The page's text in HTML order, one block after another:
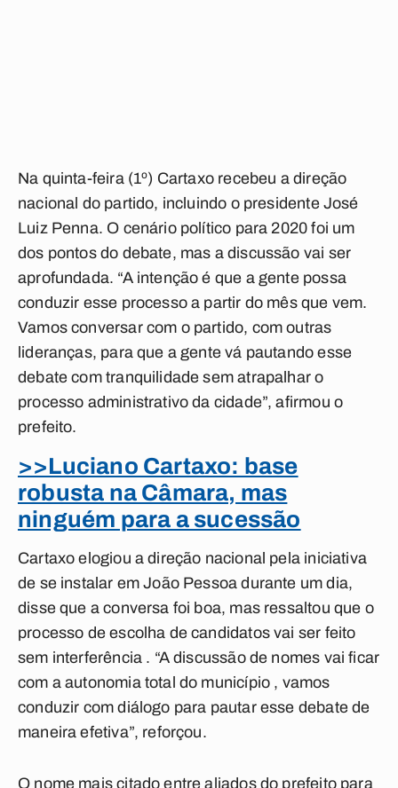
Na quinta-feira (1º) Cartaxo recebeu a direção
nacional do partido, incluindo o presidente José
Luiz Penna. O cenário político para 2020 foi um
dos pontos do debate, mas a discussão vai ser
aprofundada. “A intenção é que a gente possa
conduzir esse processo a partir do mês que vem.
Vamos conversar com o partido, com outras
lideranças, para que a gente vá pautando esse
debate com tranquilidade sem atrapalhar o
processo administrativo da cidade”, afirmou o
prefeito.
>>Luciano Cartaxo: base
robusta na Câmara, mas
ninguém para a sucessão
Cartaxo elogiou a direção nacional pela iniciativa
de se instalar em João Pessoa durante um dia,
disse que a conversa foi boa, mas ressaltou que o
processo de escolha de candidatos vai ser feito
sem interferência . “A discussão de nomes vai ficar
com a autonomia total do município , vamos
conduzir com diálogo para pautar esse debate de
maneira efetiva”, reforçou.
O nome mais citado entre aliados do prefeito para